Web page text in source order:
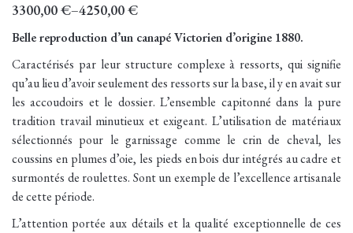
3300,00€–4250,00€
Belle reproduction d’un canapé Victorien d’origine 1880.
Caractérisés par leur structure complexe à ressorts, qui signifie
qu’au lieu d’avoir seulement des ressorts sur la base, il y en avait sur
les accoudoirs et le dossier. L’ensemble capitonné dans la pure
tradition travail minutieux et exigeant. L’utilisation de matériaux
sélectionnés pour le garnissage comme le crin de cheval, les
coussins en plumes d’oie, les pieds en bois dur intégrés au cadre et
surmontés de roulettes. Sont un exemple de l’excellence artisanale
de cette période.
L’attention portée aux détails et la qualité exceptionnelle de ces